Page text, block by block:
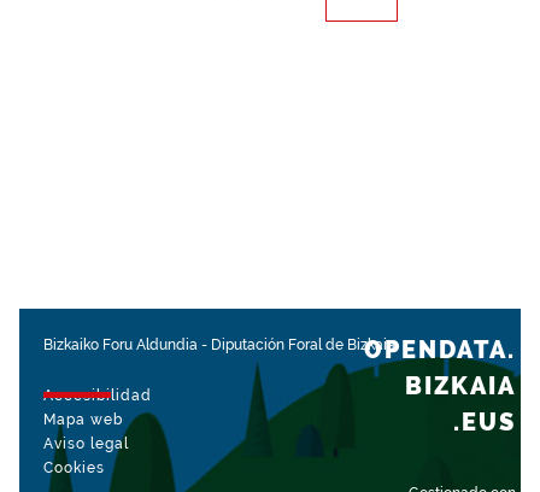
Bizkaiko Foru Aldundia - Diputación Foral de Bizkaia
Accesibilidad
Mapa web
Aviso legal
Cookies
OPENDATA.
BIZKAIA
.EUS